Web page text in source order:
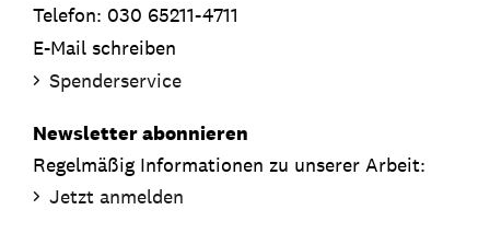
Telefon: 030 65211-4711
E-Mail schreiben
Spenderservice
Newsletter abonnieren
Regelmäßig Informationen zu unserer Arbeit:
Jetzt anmelden